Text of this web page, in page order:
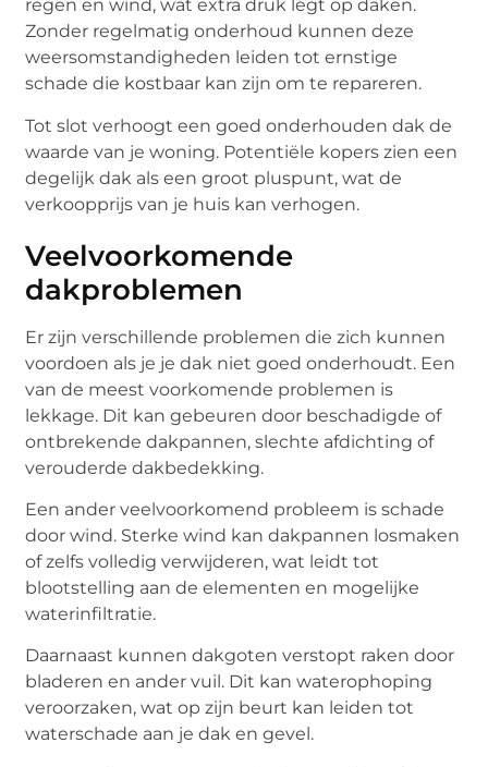
regen en wind, wat extra druk legt op daken.
Zonder regelmatig onderhoud kunnen deze
weersomstandigheden leiden tot ernstige
schade die kostbaar kan zijn om te repareren.
Tot slot verhoogt een goed onderhouden dak de
waarde van je woning. Potentiële kopers zien een
degelijk dak als een groot pluspunt, wat de
verkoopprijs van je huis kan verhogen.
Veelvoorkomende
dakproblemen
Er zijn verschillende problemen die zich kunnen
voordoen als je je dak niet goed onderhoudt. Een
van de meest voorkomende problemen is
lekkage. Dit kan gebeuren door beschadigde of
ontbrekende dakpannen, slechte afdichting of
verouderde dakbedekking.
Een ander veelvoorkomend probleem is schade
door wind. Sterke wind kan dakpannen losmaken
of zelfs volledig verwijderen, wat leidt tot
blootstelling aan de elementen en mogelijke
waterinfiltratie.
Daarnaast kunnen dakgoten verstopt raken door
bladeren en ander vuil. Dit kan waterophoping
veroorzaken, wat op zijn beurt kan leiden tot
waterschade aan je dak en gevel.